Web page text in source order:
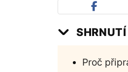
SHRNUTÍ
Proč